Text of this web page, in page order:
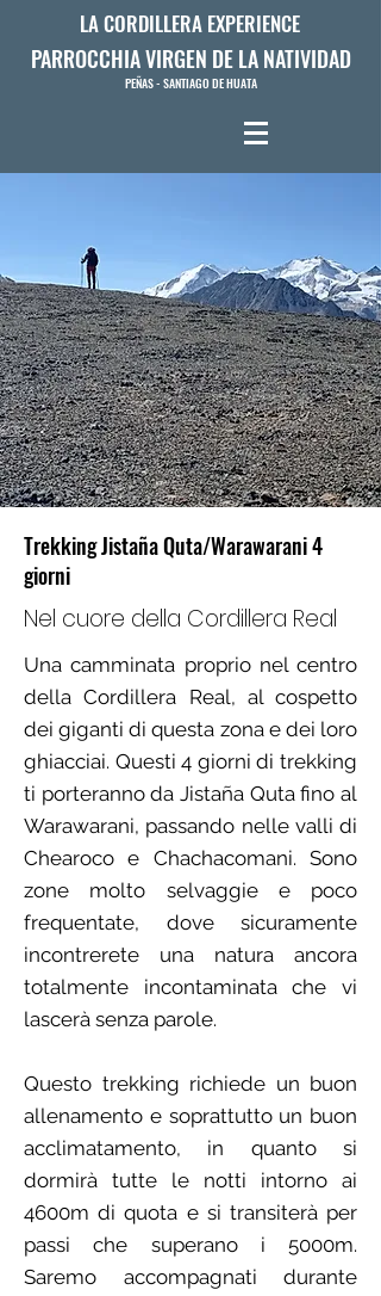
LA CORDILLERA EXPERIENCE
PARROCCHIA VIRGEN DE LA NATIVIDAD
PEÑAS - SANTIAGO DE HUATA
Trekking Jistaña Quta/Warawarani 4
giorni
Nel cuore della Cordillera Real
Una camminata proprio nel centro
della Cordillera Real, al cospetto
dei giganti di questa zona e dei loro
ghiacciai. Questi 4 giorni di trekking
ti porteranno da Jistaña Quta fino al
Warawarani, passando nelle valli di
Chearoco e Chachacomani. Sono
zone molto selvaggie e poco
frequentate, dove sicuramente
incontrerete una natura ancora
totalmente incontaminata che vi
lascerà senza parole.
Questo trekking richiede un buon
allenamento e soprattutto un buon
acclimatamento, in quanto si
dormirà tutte le notti intorno ai
4600m di quota e si transiterà per
passi che superano i 5000m.
Saremo accompagnati durante